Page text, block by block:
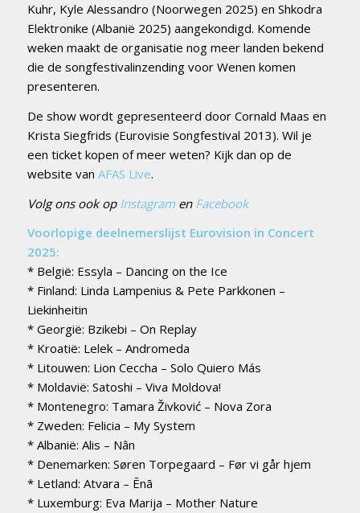
Kuhr, Kyle Alessandro (Noorwegen 2025) en Shkodra
Elektronike (Albanië 2025) aangekondigd. Komende
weken maakt de organisatie nog meer landen bekend
die de songfestivalinzending voor Wenen komen
presenteren.
De show wordt gepresenteerd door Cornald Maas en
Krista Siegfrids (Eurovisie Songfestival 2013). Wil je
een ticket kopen of meer weten? Kijk dan op de
website van AFAS Live.
Volg ons ook op Instagramen Facebook
Voorlopige deelnemerslijst Eurovision in Concert
2025:
* België: Essyla – Dancing on the Ice
* Finland: Linda Lampenius & Pete Parkkonen –
Liekinheitin
* Georgië: Bzikebi – On Replay
* Kroatië: Lelek – Andromeda
* Litouwen: Lion Ceccha – Solo Quiero Más
* Moldavië: Satoshi – Viva Moldova!
* Montenegro: Tamara Živković – Nova Zora
* Zweden: Felicia – My System
* Albanië: Alis – Nân
* Denemarken: Søren Torpegaard – Før vi går hjem
* Letland: Atvara – Ēnā
* Luxemburg: Eva Marija – Mother Nature